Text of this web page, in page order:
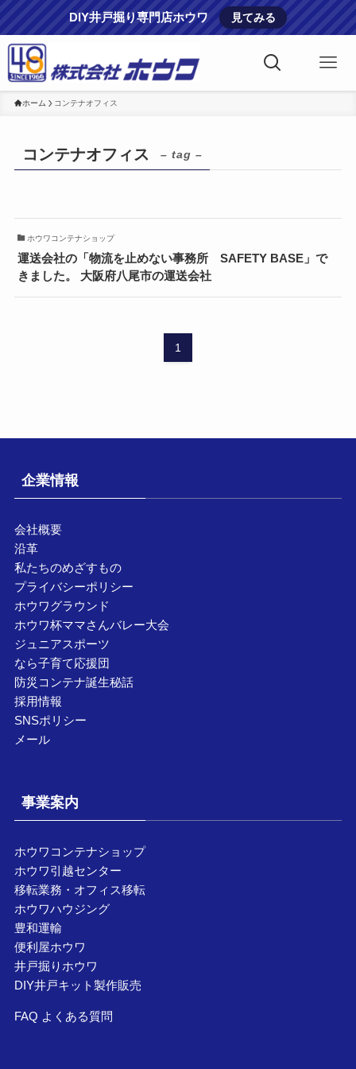
DIY井戸掘り専門店ホウワ 見てみる
ホーム コンテナオフィス
コンテナオフィス – tag –
ホウワコンテナショップ
運送会社の「物流を止めない事務所 SAFETY BASE」で
きました。 大阪府八尾市の運送会社
1
企業情報
会社概要
沿革
私たちのめざすもの
プライバシーポリシー
ホウワグラウンド
ホウワ杯ママさんバレー大会
ジュニアスポーツ
なら子育て応援団
防災コンテナ誕生秘話
採用情報
SNSポリシー
メール
事業案内
ホウワコンテナショップ
ホウワ引越センター
移転業務・オフィス移転
ホウワハウジング
豊和運輸
便利屋ホウワ
井戸掘りホウワ
DIY井戸キット製作販売
FAQ よくある質問